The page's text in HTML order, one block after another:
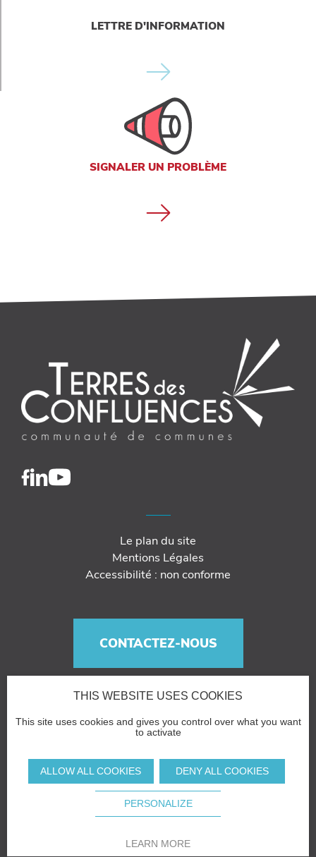
LETTRE D'INFORMATION
SIGNALER UN PROBLÈME
Le plan du site
Mentions Légales
Accessibilité : non conforme
CONTACTEZ-NOUS
THIS WEBSITE USES COOKIES
This site uses cookies and gives you control over what you want
to activate
ALLOW ALL COOKIES DENY ALL COOKIES
PERSONALIZE
LEARN MORE